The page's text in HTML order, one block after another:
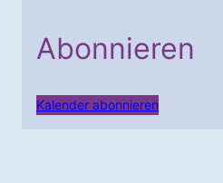
Abonnieren
Kalender abonnieren